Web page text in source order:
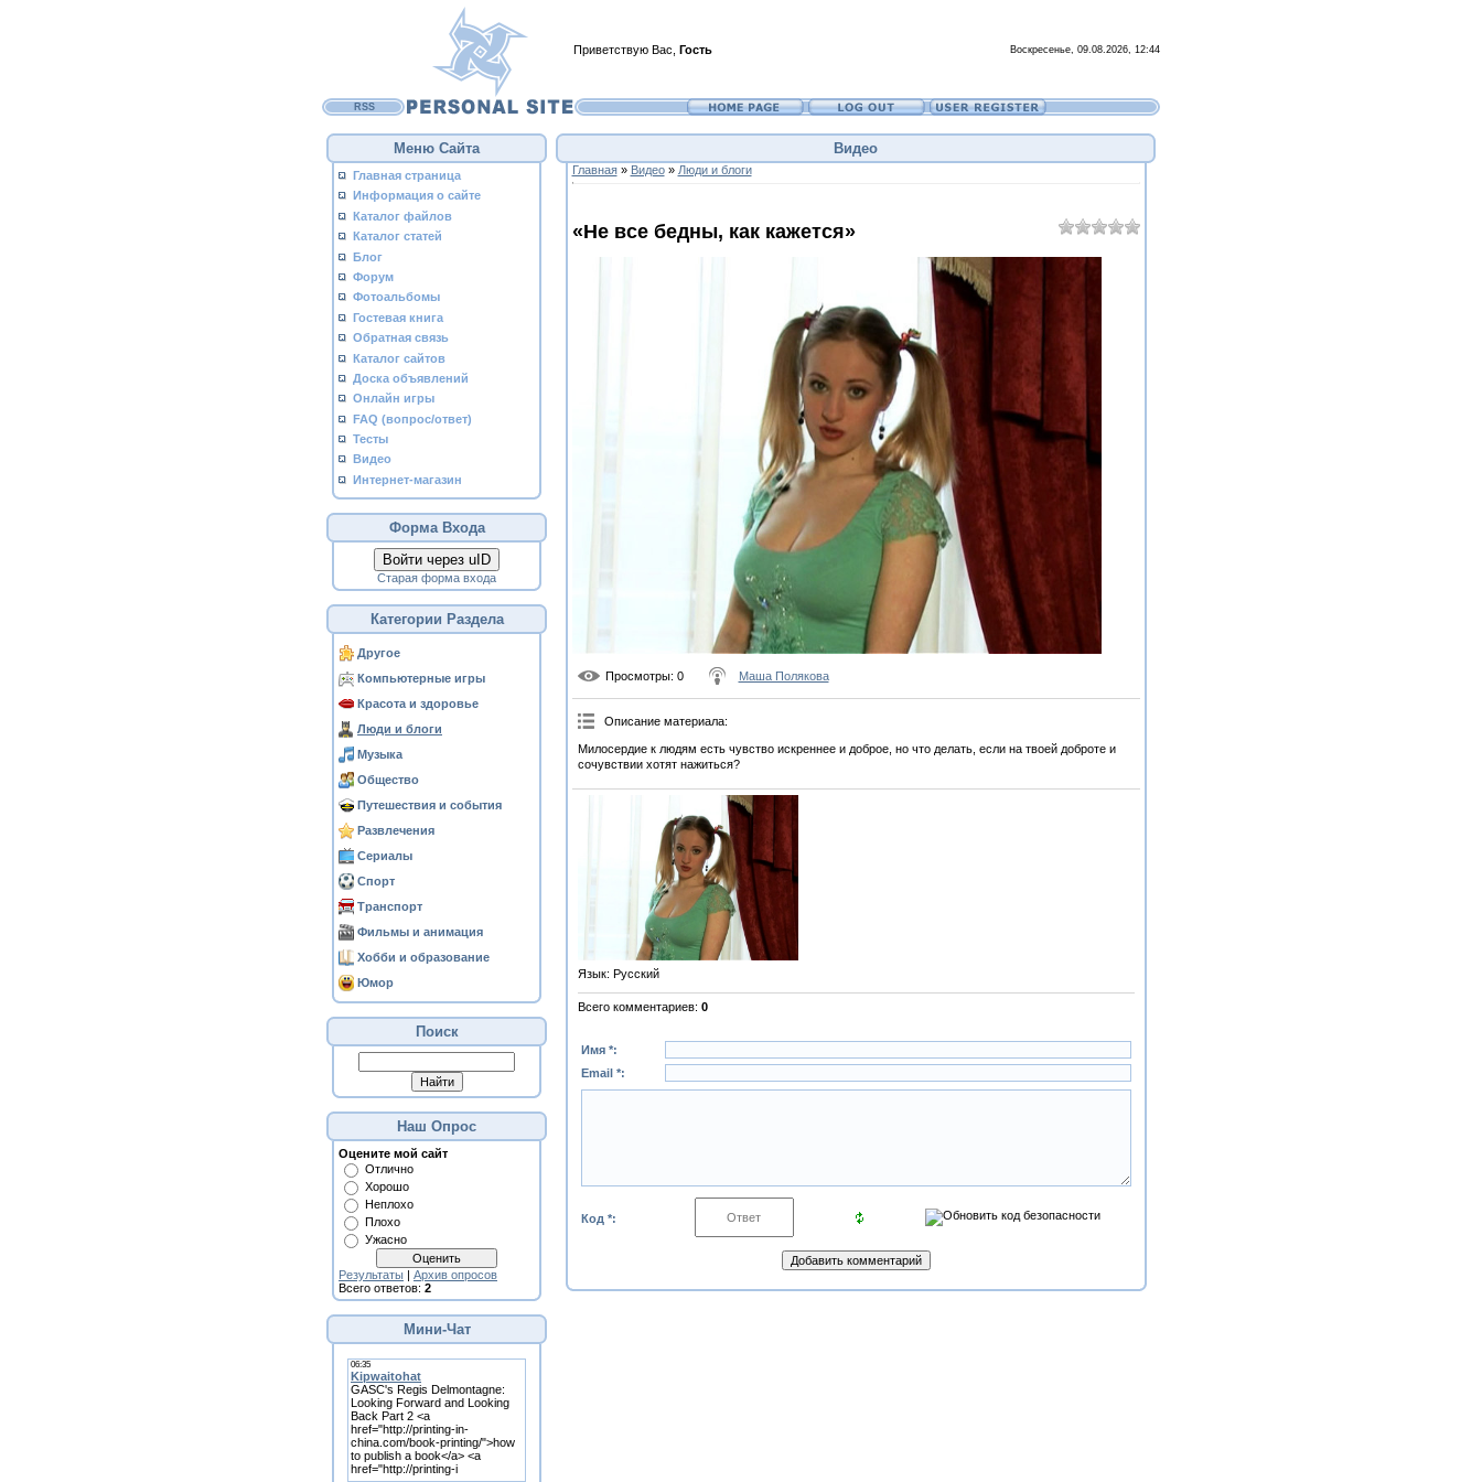
Приветствую Вас Гость Воскресенье, 09.08.2026, 12:44
RSS
Меню Сайта
Главная страница
Информация о сайте
Каталог файлов
Каталог статей
Блог
Форум
Фотоальбомы
Гостевая книга
Обратная связь
Каталог сайтов
Доска объявлений
Онлайн игры
FAQ (вопрос/ответ)
Тесты
Видео
Интернет-магазин
Форма Входа
Войти через uID
Старая форма входа
Категории Раздела
Другое
Компьютерные игры
Красота и здоровье
Люди и блоги
Музыка
Общество
Путешествия и события
Развлечения
Сериалы
Спорт
Транспорт
Фильмы и анимация
Хобби и образование
Юмор
Поиск
Наш Опрос
Оцените мой сайт
Отлично
Хорошо
Неплохо
Плохо
Ужасно
Результаты | Архив опросов
Всего ответов: 2
Мини-Чат
Видео
Главная» Видео» Люди и блоги
«Не все бедны, как кажется»
Просмотры: 0 Маша Полякова
Описание материала:
Милосердие к людям есть чувство искреннее и доброе, но что делать, если на твоей доброте и
сочувствии хотят нажиться?
Язык: Русский
Всего комментариев: 0
Имя *:
Email *:
Код *: